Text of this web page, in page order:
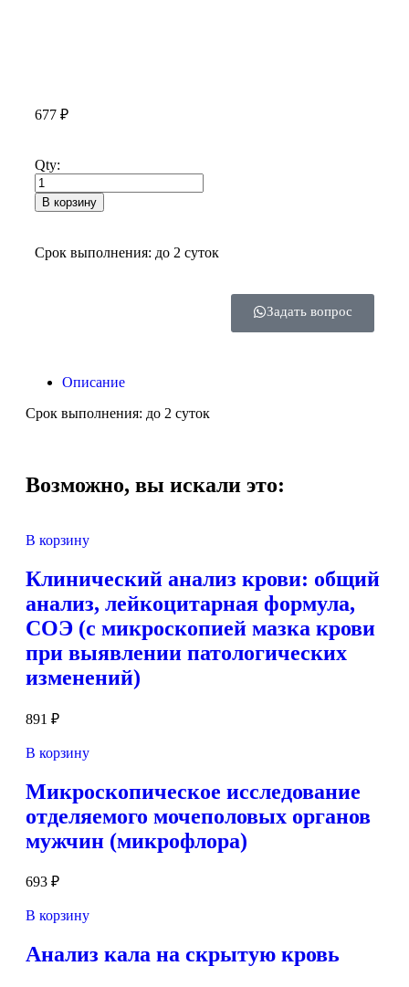
677 ₽
Qty:
В корзину
Срок выполнения: до 2 суток
Задать вопрос
Описание
Срок выполнения: до 2 суток
Возможно, вы искали это:
В корзину
Клинический анализ крови: общий
анализ, лейкоцитарная формула,
СОЭ (с микроскопией мазка крови
при выявлении патологических
изменений)
891 ₽
В корзину
Микроскопическое исследование
отделяемого мочеполовых органов
мужчин (микрофлора)
693 ₽
В корзину
Анализ кала на скрытую кровь